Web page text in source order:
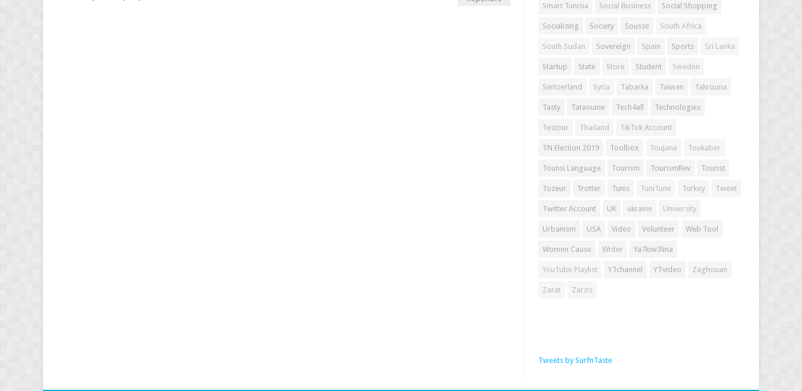
Smart Tunisia Social Business Social Shopping
Socializing Society Sousse South Africa
South Sudan Sovereign Spain Sports Sri Lanka
Startup State Store Student Sweden
Switzerland Syria Tabarka Taiwan Takrouna
Tasty Tataouine Tech4all Technologies
Testour Thailand TikTok Account
TN Election 2019 Toolbox Toujane Toukaber
Tounsi Language Tourism TourismRev Tourist
Tozeur Trotter Tunis TuniTune Turkey Tweet
Twitter Account UK ukraine University
Urbanism USA Video Volunteer Web Tool
Women Cause Writer Ya7kiw3lina
YouTube Playlist YTchannel YTvideo Zaghouan
Zarat Zarzis
Tweets by SurfnTaste